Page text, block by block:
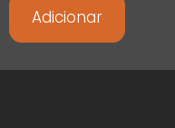
Adicionar